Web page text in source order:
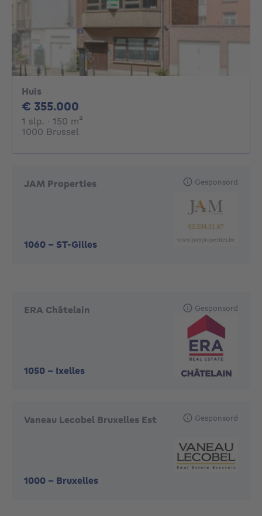
Huis
€ 355.000
1 slp. 1 slaapkamer
· 150 m²
1000 Brussel
JAM Properties
1060 - ST-Gilles
Gesponsord
ERA Châtelain
1050 - Ixelles
Gesponsord
Vaneau Lecobel Bruxelles Est
1000 - Bruxelles
Gesponsord